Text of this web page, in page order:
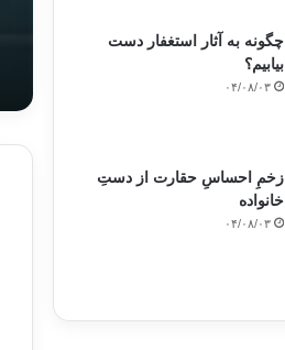
چگونه به آثار استغفار دست
بیابیم؟
۰۴/۰۸/۰۳
زخمِ احساسِ حقارت از دستِ
خانواده
۰۴/۰۸/۰۳